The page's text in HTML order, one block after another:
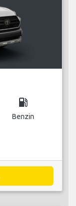
local_gas_station
Benzin